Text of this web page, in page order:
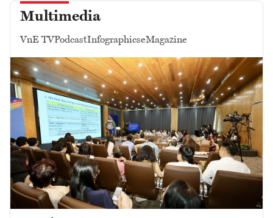
Multimedia
VnE TVPodcastInfographicseMagazine